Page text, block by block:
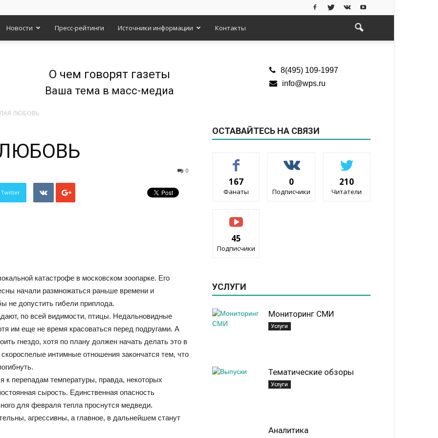
Новости Пресс-рейтинги Источники информации Контакты
О чем говорят газеты
Ваша тема в масс-медиа
8(495) 109-1997
info@wps.ru
ЛЮБОВЬ
0
Twitter
катастрофе в московском зоопарке. Его
начали размножаться раньше времени и
не допустить гибели приплода.
по всей видимости, птицы. Недальновидные
им еще не время красоваться перед подругами. А
гнездо, хотя по плану должен начать делать это в
интимные отношения закончатся тем, что
к перепадам температуры, правда, некоторых
сырость. Единственная опасность
для февраля тепла проснутся медведи.
агрессивны, а главное, в дальнейшем станут
ОСТАВАЙТЕСЬ НА СВЯЗИ
167
Фанаты
0
Подписчики
210
Читатели
45
Подписчики
УСЛУГИ
Мониторинг СМИ
Услуги
Тематические обзоры
Услуги
Аналитика